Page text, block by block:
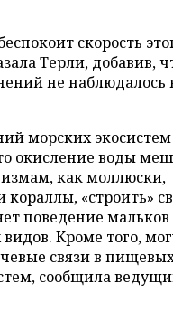
скорость
Терли, добавив,
не наблюдалось
морских экосистем
окисление воды
как моллюски,
кораллы, «строить»
поведение
Кроме того,
связи в
сообщила